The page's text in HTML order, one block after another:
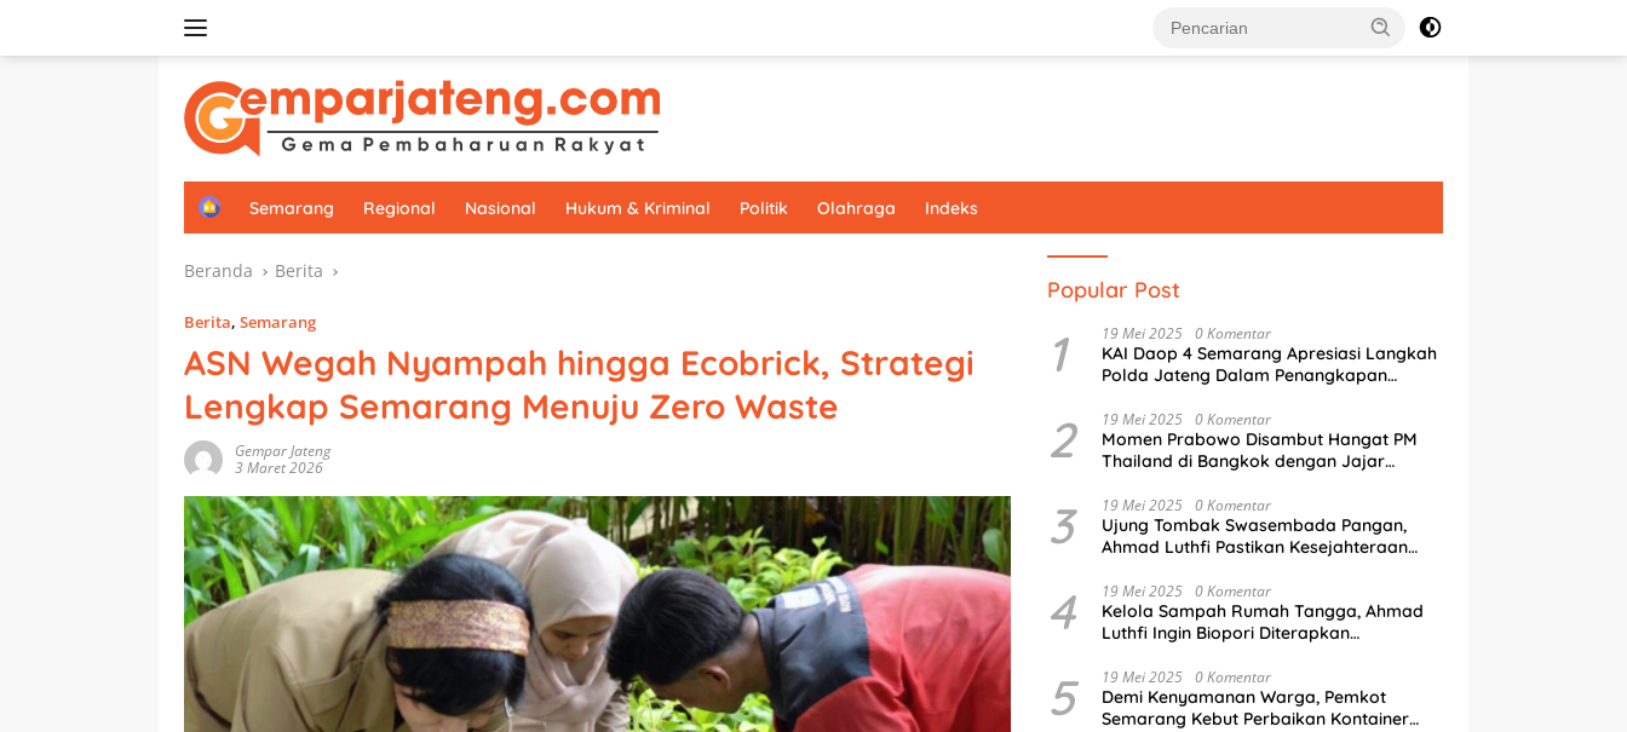
H
e
Semarang Regional Nasional Hukum & Kriminal Politik Olahraga Indeks
Beranda Berita
Berita, Semarang
ASN Wegah Nyampah hingga Ecobrick, Strategi
Lengkap Semarang Menuju Zero Waste
Gempar Jateng
3 Maret 2026
Popular Post
1 19 Mei 2025 0 Komentar
KAI Daop 4 Semarang Apresiasi Langkah
Polda Jateng Dalam Penangkapan
Perusahaan
2 19 Mei 2025 0 Komentar
Momen Prabowo Disambut Hangat PM
Thailand di Bangkok dengan Jajar
3 19 Mei 2025 0 Komentar
Ujung Tombak Swasembada Pangan,
Ahmad Luthfi Pastikan Kesejahteraan
4 19 Mei 2025 0 Komentar
Kelola Sampah Rumah Tangga, Ahmad
Luthfi Ingin Biopori Diterapkan
5 19 Mei 2025 0 Komentar
Demi Kenyamanan Warga, Pemkot
Semarang Kebut Perbaikan Kontainer